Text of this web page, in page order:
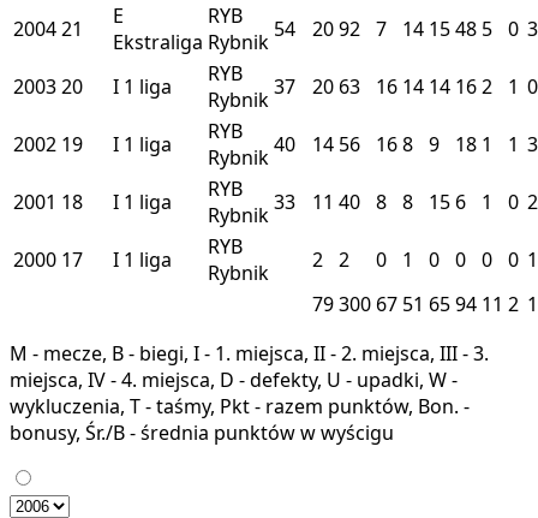
200421
E
Ekstraliga
RYB
Rybnik 54 2092 7 14 1548 5 0 3
200320 I 1 liga
RYB
Rybnik37 20 63 16 14 14 162 1 0
2002 19 I 1 liga
RYB
Rybnik40 14 56 168 9 18 1 1 3
2001 18 I 1 liga
RYB
Rybnik33 11 40 8 8 15 6 1 0 2
2000 17 I 1 liga
RYB
Rybnik
2 2 0 1 0 0 0 0 1
79300 67 51 6594 11 2
M - mecze, B - biegi, I - 1. miejsca, II - 2. miejsca, III - 3.
miejsca, IV - 4. miejsca, D - defekty, U - upadki, W -
wykluczenia, T - taśmy, Pkt - razem punktów, Bon. -
bonusy, Śr./B - średnia punktów w wyścigu